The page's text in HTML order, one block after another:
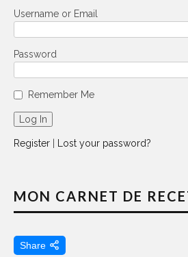
Username or Email
Password
Remember Me
Register Lost your password?
MON CARNET DE
Share